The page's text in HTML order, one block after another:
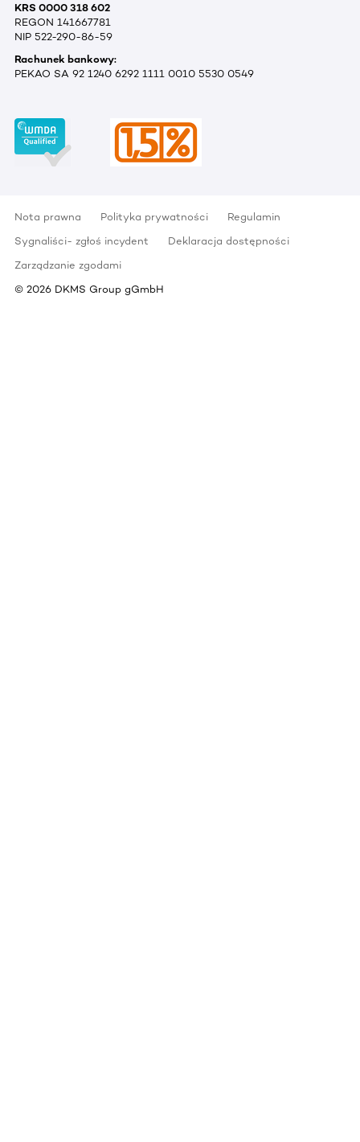
KRS 0000 318 602
REGON 141667781
NIP 522-290-86-59
Rachunek bankowy:
PEKAO SA 92 1240 6292 1111 0010 5530 0549
Nota prawna Polityka prywatności
Regulamin
Sygnaliści- zgłoś incydent
Deklaracja dostępności
Zarządzanie zgodami
© 2026 DKMS Group gGmbH